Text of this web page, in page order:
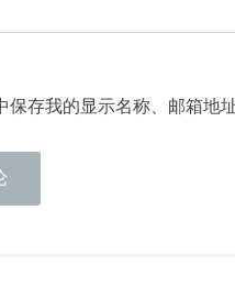
保存我的显示名称、邮箱地